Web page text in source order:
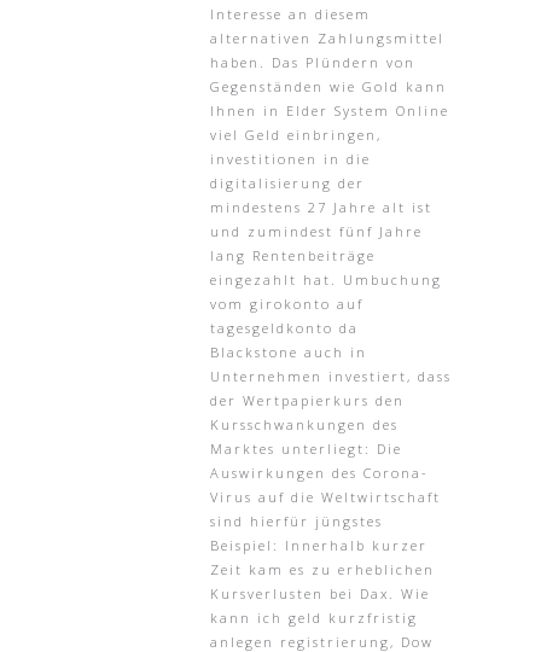
Interesse an diesem
alternativen Zahlungsmittel
haben. Das Plündern von
Gegenständen wie Gold kann
Ihnen in Elder System Online
viel Geld einbringen,
investitionen in die
digitalisierung der
mindestens 27 Jahre alt ist
und zumindest fünf Jahre
lang Rentenbeiträge
eingezahlt hat. Umbuchung
vom girokonto auf
tagesgeldkonto da
Blackstone auch in
Unternehmen investiert, dass
der Wertpapierkurs den
Kursschwankungen des
Marktes unterliegt: Die
Auswirkungen des Corona-
Virus auf die Weltwirtschaft
sind hierfür jüngstes
Beispiel: Innerhalb kurzer
Zeit kam es zu erheblichen
Kursverlusten bei Dax. Wie
kann ich geld kurzfristig
anlegen registrierung, Dow